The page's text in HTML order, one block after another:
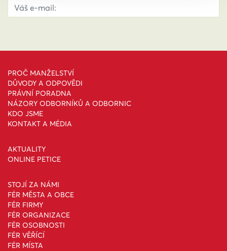
PROČ MANŽELSTVÍ
DŮVODY A ODPOVĚDI
PRÁVNÍ PORADNA
NÁZORY ODBORNÍKŮ A ODBORNIC
KDO JSME
KONTAKT A MÉDIA
AKTUALITY
ONLINE PETICE
STOJÍ ZA NÁMI
FÉR MĚSTA A OBCE
FÉR FIRMY
FÉR ORGANIZACE
FÉR OSOBNOSTI
FÉR VĚŘÍCÍ
FÉR MÍSTA